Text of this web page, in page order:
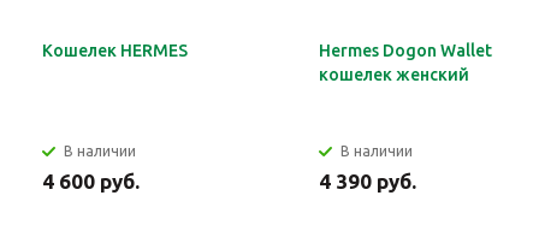
Кошелек HERMES
В наличии
4 600 руб.
Hermes Dogon Wallet
кошелек женский
В наличии
4 390 руб.